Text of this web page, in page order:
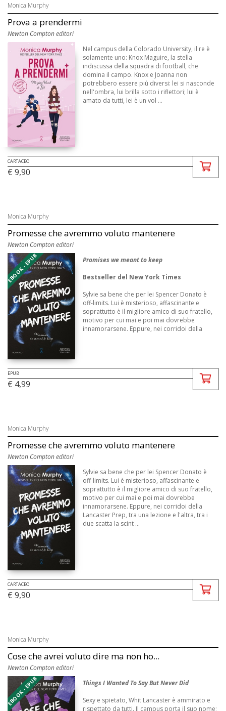
Monica Murphy
Prova a prendermi
Newton Compton editori
Nel campus della Colorado University, il re è
solamente uno: Knox Maguire, la stella
indiscussa della squadra di football, che
domina il campo. Knox e Joanna non
potrebbero essere più diversi: lei si nasconde
nell'ombra, lui brilla sotto i riflettori; lui è
amato da tutti, lei è un vol ...
CARTACEO
€ 9,90
Monica Murphy
Promesse che avremmo voluto mantenere
Newton Compton editori
EBOOK - EPUB
Promises we meant to keep
Bestseller del New York Times
Sylvie sa bene che per lei Spencer Donato è
off-limits. Lui è misterioso, affascinante e
soprattutto è il migliore amico di suo fratello,
motivo per cui mai e poi mai dovrebbe
innamorarsene. Eppure, nei corridoi della
EPUB
€ 4,99
Monica Murphy
Promesse che avremmo voluto mantenere
Newton Compton editori
Sylvie sa bene che per lei Spencer Donato è
off-limits. Lui è misterioso, affascinante e
soprattutto è il migliore amico di suo fratello,
motivo per cui mai e poi mai dovrebbe
innamorarsene. Eppure, nei corridoi della
Lancaster Prep, tra una lezione e l'altra, tra i
due scatta la scint ...
CARTACEO
€ 9,90
Monica Murphy
Cose che avrei voluto dire ma non ho...
Newton Compton editori
EBOOK - EPUB
Things I Wanted To Say But Never Did
Sexy e spietato, Whit Lancaster è ammirato e
rispettato da tutti. Il campus porta il suo nome;